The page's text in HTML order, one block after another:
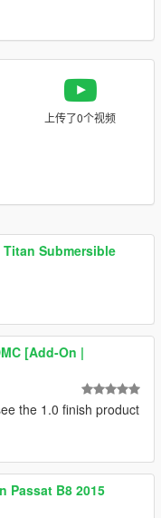
上传了0个视频
Submersible
[Add-On |
the 1.0 finish product
Passat B8 2015